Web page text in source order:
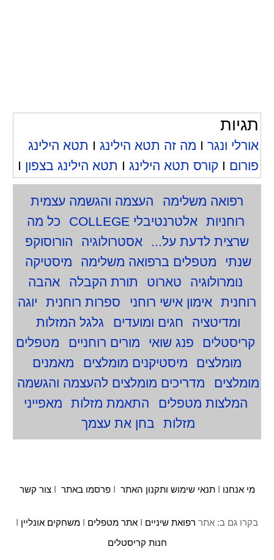
תגיות
אורלי ונגרI מה זה תטא הילינג
תטא הילינג
פורום
קורס תטא הילינג תטא הילינג בצפון
רפואה משלימה
העצמה והגשמה עצמית
רוחניות
אלטרנטיבלי COLLEGE
כל מה
שרצית לדעת על...
אסטרולוגיה
הורוסוקפ
שנתי
מטפלים ברפואה משלימה
מיסטיקה
נומרולוגיה
טארוט תורת הקבלה
אהבה
רוחנית
אימון אישי רוחני ספרות רוחנית
יוגה
ומדיטציה
חגים ומועדים
גלגל המזלות
קריסטלים
פנג שואי מורים רוחניים
מטפלים
מומלצים
מיסטיקנים מומלצים
מאמנים
מומלצים
מדריכים מומלצים להעצמה והגשמה
המלצות מטפלים
התאמת מזלות
מאפייני
מזלות
בחן את עצמך
מי אנחנו תנאי שימוש ותקנון האתר פרסמו באתר צור קשר
בקרו גם ב: אתר רפואת שיניים אתר מטפלים משחקים אונליין
חנות קריסטלים